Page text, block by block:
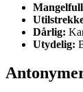
Dårlig:
Utydelig: